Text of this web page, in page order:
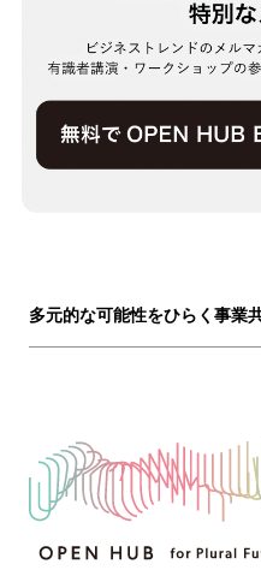
多元的な可能性をひらく事業